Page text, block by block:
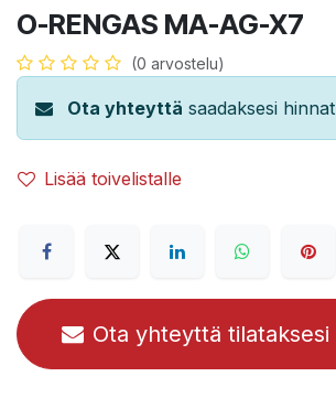
O-RENGAS MA-AG-X7
(0 arvostelu)
Ota yhteyttä saadaksesi hinnat
Lisää toivelistalle
Ota yhteyttä tilataksesi